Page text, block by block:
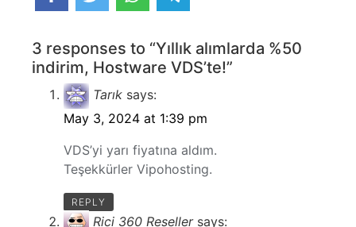
3 responses to “Yıllık alımlarda %50
indirim, Hostware VDS’te!”
Tarık says:
May 3, 2024 at 1:39 pm
VDS’yi yarı fiyatına aldım.
Teşekkürler Vipohosting.
REPLY
Rici 360 Reseller says: